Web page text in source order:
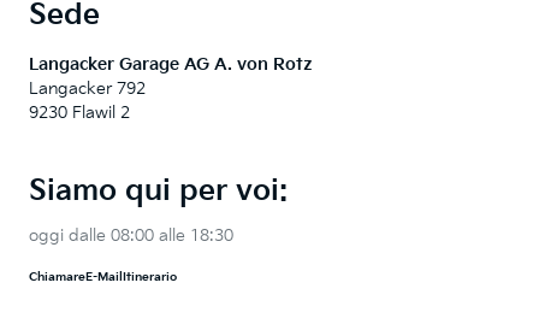
Sede
Langacker Garage AG A. von Rotz
Langacker 792
9230 Flawil 2
Siamo qui per voi:
oggi dalle 08:00 alle 18:30
ChiamareE-Mail Itinerario